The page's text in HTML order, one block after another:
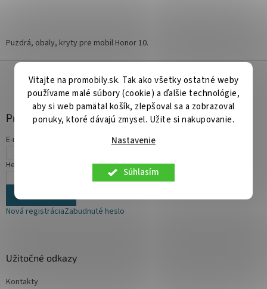
Vitajte na promobily.sk. Tak ako všetky ostatné weby
používame malé súbory (cookie) a ďalšie technológie,
aby si web pamätal košík, zlepšoval sa a zobrazoval
ponuky, ktoré dávajú zmysel. Užite si nakupovanie.
Nastavenie
Súhlasím
Puzdrá, obaly, kryty pre mobil Honor 10.
Prihlásenie
E-mail
Heslo
PRIHLÁSIŤ SA
Nová registráciaZabudnuté heslo
Užitočné odkazy
Kontakty